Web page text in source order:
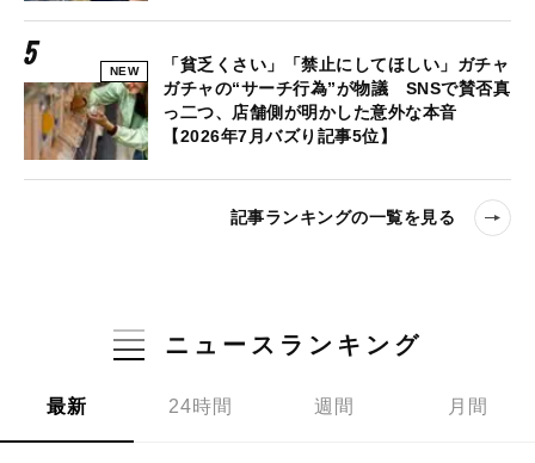
NEW
「貧乏くさい」「禁止にしてほしい」ガチャ
ガチャの“サーチ行為”が物議 SNSで賛否真
っ二つ、店舗側が明かした意外な本音
【2026年7月バズり記事5位】
記事ランキングの一覧を見る
ニュースランキング
最新 24時間 週間 月間